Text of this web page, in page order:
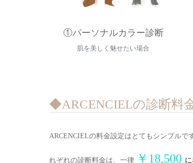
①パーソナルカラー診断
肌を美しく魅せたい場合
◆ARCENCIELの診断料
ARCENCIELの料金設定はとてもシンプル
れぞれの診断料金は、一律 ￥18,500